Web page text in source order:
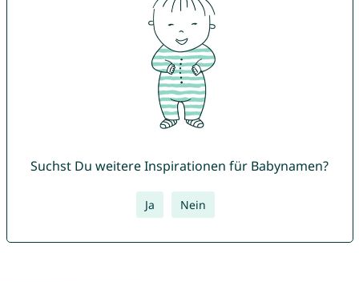
Suchst Du weitere Inspirationen für Babynamen?
Ja Nein